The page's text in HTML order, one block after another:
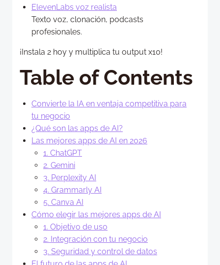
ElevenLabs voz realista
Texto voz, clonación, podcasts
profesionales.​
¡Instala 2 hoy y multiplica tu output x10!
Table of Contents
Convierte la IA en ventaja competitiva para
tu negocio
¿Qué son las apps de AI?
Las mejores apps de AI en 2026
1. ChatGPT
2. Gemini
3. Perplexity AI
4. Grammarly AI
5. Canva AI
Cómo elegir las mejores apps de AI
1. Objetivo de uso
2. Integración con tu negocio
3. Seguridad y control de datos